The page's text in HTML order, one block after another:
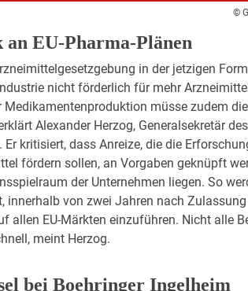
©
EU-Pharma-Plänen
in der jetzigen
nicht förderlich für mehr
Medikamentenproduktion müsse zudem
Alexander Herzog, Generalsekretär
Er kritisiert, dass Anreize, die die
fördern sollen, an Vorgaben geknüpft
der Unternehmen liegen. So
innerhalb von zwei Jahren nach
allen EU-Märkten einzuführen. Nicht alle
meint Herzog.
bei Boehringer Ingelheim